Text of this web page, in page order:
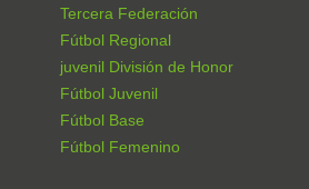
Tercera Federación
Fútbol Regional
juvenil División de Honor
Fútbol Juvenil
Fútbol Base
Fútbol Femenino